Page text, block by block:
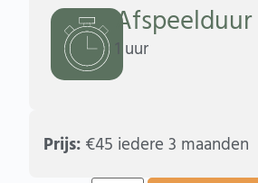
Afspeelduur
1 uur
Prijs: €45 iedere 3 maanden